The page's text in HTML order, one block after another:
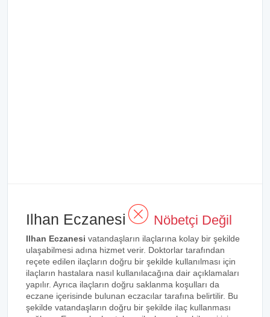
Ilhan Eczanesi Nöbetçi Değil
Ilhan Eczanesi vatandaşların ilaçlarına kolay bir şekilde
ulaşabilmesi adına hizmet verir. Doktorlar tarafından
reçete edilen ilaçların doğru bir şekilde kullanılması için
ilaçların hastalara nasıl kullanılacağına dair açıklamaları
yapılır. Ayrıca ilaçların doğru saklanma koşulları da
eczane içerisinde bulunan eczacılar tarafına belirtilir. Bu
şekilde vatandaşların doğru bir şekilde ilaç kullanması